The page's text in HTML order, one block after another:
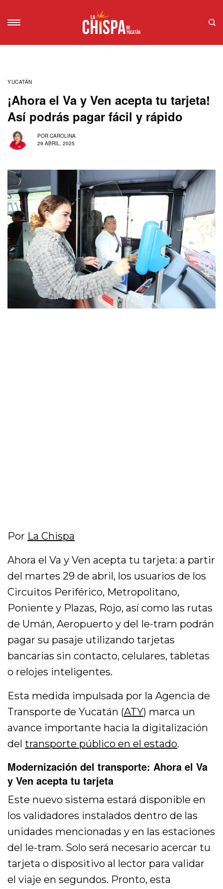
YUCATÁN
¡Ahora el Va y Ven acepta tu tarjeta!
Así podrás pagar fácil y rápido
POR CAROLINA
29 ABRIL, 2025
Por La Chispa
Ahora el Va y Ven acepta tu tarjeta: a partir
del martes 29 de abril, los usuarios de los
Circuitos Periférico, Metropolitano,
Poniente y Plazas, Rojo, así como las rutas
de Umán, Aeropuerto y del Ie-tram podrán
pagar su pasaje utilizando tarjetas
bancarias sin contacto, celulares, tabletas
o relojes inteligentes.
Esta medida impulsada por la Agencia de
Transporte de Yucatán (ATY) marca un
avance importante hacia la digitalización
deltransporte público en el estado.
Modernización del transporte: Ahora el Va
y Ven acepta tu tarjeta
Este nuevo sistema estará disponible en
los validadores instalados dentro de las
unidades mencionadas y en las estaciones
del Ie-tram. Solo será necesario acercar tu
tarjeta o dispositivo al lector para validar
el viaje en segundos. Pronto, esta